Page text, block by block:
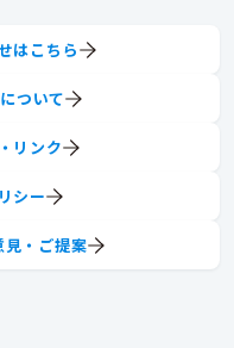
はこちら
ついて
リンク
シー
見・ご提案